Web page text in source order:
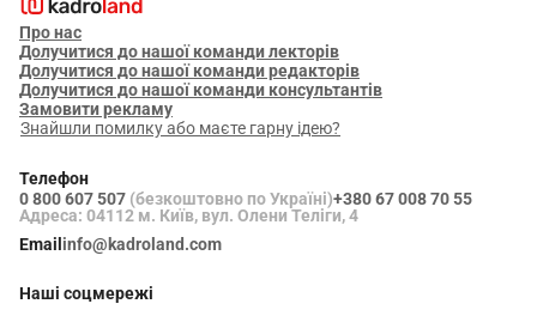
Про нас
Долучитися до нашої команди лекторів
Долучитися до нашої команди редакторів
Долучитися до нашої команди консультантів
Замовити рекламу
Знайшли помилку або маєте гарну ідею?
Телефон
0 800 607 507 (безкоштовно по Україні)+380 67 008 70 55
Адреса: 04112 м. Київ, вул. Олени Теліги, 4
Email info@kadroland.com
Наші соцмережі